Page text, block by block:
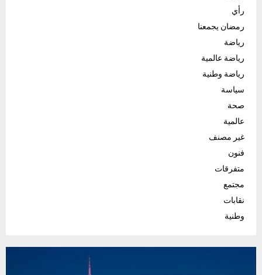
رأي
رمضان يجمعنا
رياضة
رياضة عالمية
رياضة وطنية
سياسة
صحة
عالمية
غير مصنف
فنون
متفرقات
مجتمع
نقابات
وطنية